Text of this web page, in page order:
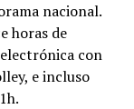
nacional.
horas de
con
e incluso